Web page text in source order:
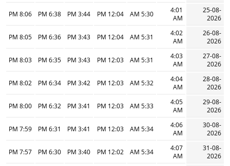
25-08-
2026
4:01
AM
5:30 AM
12:04 PM
3:44 PM
6:38 PM
8:06 PM
26-08-
2026
4:02
AM
5:31 AM
12:04 PM
3:43 PM
6:36 PM
8:05 PM
27-08-
2026
4:03
AM
5:31 AM
12:03 PM
3:43 PM
6:35 PM
8:03 PM
28-08-
2026
4:04
AM
5:32 AM
12:03 PM
3:42 PM
6:34 PM
8:02 PM
29-08-
2026
4:05
AM
5:33 AM
12:03 PM
3:41 PM
6:32 PM
8:00 PM
30-08-
2026
4:06
AM
5:34 AM
12:03 PM
3:41 PM
6:31 PM
7:59 PM
31-08-
2026
4:07
AM
5:34 AM
12:02 PM
3:40 PM
6:30 PM
7:57 PM